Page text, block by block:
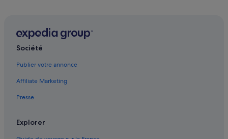
Auzeville-Tolosane : Maisons de campagne
Lacroix-Falgarde : Appart’hôtels
Lacroix-Falgarde : Chambres d’hôtes
Société
Publier votre annonce
Affiliate Marketing
Presse
Explorer